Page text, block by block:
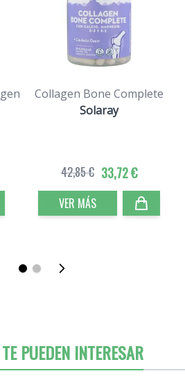
Collagen Bone Complete
Solaray
33,72 €
42,85 €
VER MÁS
PUEDEN INTERESAR